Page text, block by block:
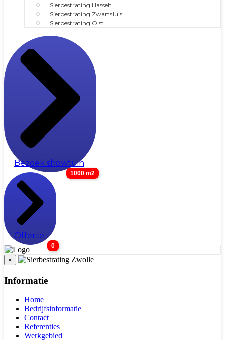
Sierbestrating Hasselt
Sierbestrating Zwartsluis
Sierbestrating Olst
Bezoek showtuin
1000 m2
Offerte
0
×
Informatie
Home
Bedrijfsinformatie
Contact
Referenties
Werkgebied